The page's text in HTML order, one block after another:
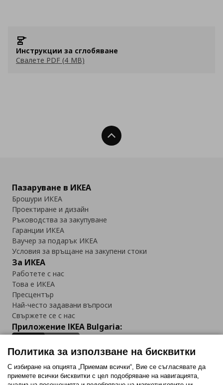
Инструкции за сглобяване
Свалете PDF (4 MB)
Нагоре
Пазаруване в ИКЕА
Брошури ИКЕА
Проектиране и дизайн
Ръководства за закупуване
Гаранции ИКЕА
Ваучер за подарък ИКЕА
Условия за връщане на закупени стоки
За ИКЕА
Работете с нас
Това е ИКЕА
Пресцентър
Най-често задавани въпроси
Свържете се с нас
Приложение IKEA Bulgaria:
Последвайте ни:
Политика за използване на бисквитки
С избиране на опцията „Приемам всички“, Вие се съгласявате да
приемете всички бисквитки с цел подобряване на навигацията,